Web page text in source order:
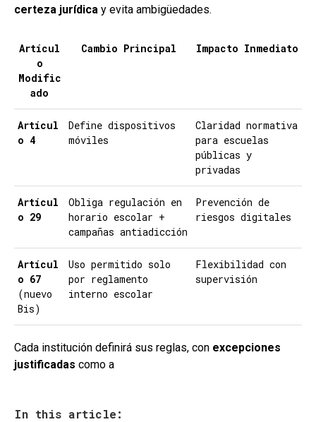
certeza jurídica y evita ambigüedades.
Artícul
o
Modific
ado
Cambio Principal Impacto Inmediato
Artícul
o 4
Define dispositivos
móviles
Claridad normativa
para escuelas
públicas y
privadas
Artícul
o 29
Obliga regulación en
horario escolar +
campañas antiadicción
Prevención de
riesgos digitales
Artícul
o 67
(nuevo
Bis)
Uso permitido solo
por reglamento
interno escolar
Flexibilidad con
supervisión
Cada institución definirá sus reglas, con excepciones
justificadas como a
In this article: